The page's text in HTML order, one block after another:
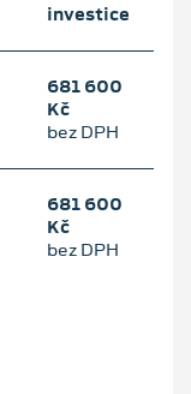
investice
681 600
Kč
bez DPH
681 600
Kč
bez DPH